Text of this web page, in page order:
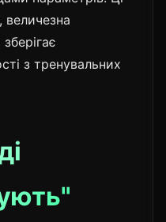
з тренувальних